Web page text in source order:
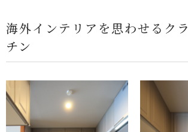
海外インテリアを思わせるク
チン